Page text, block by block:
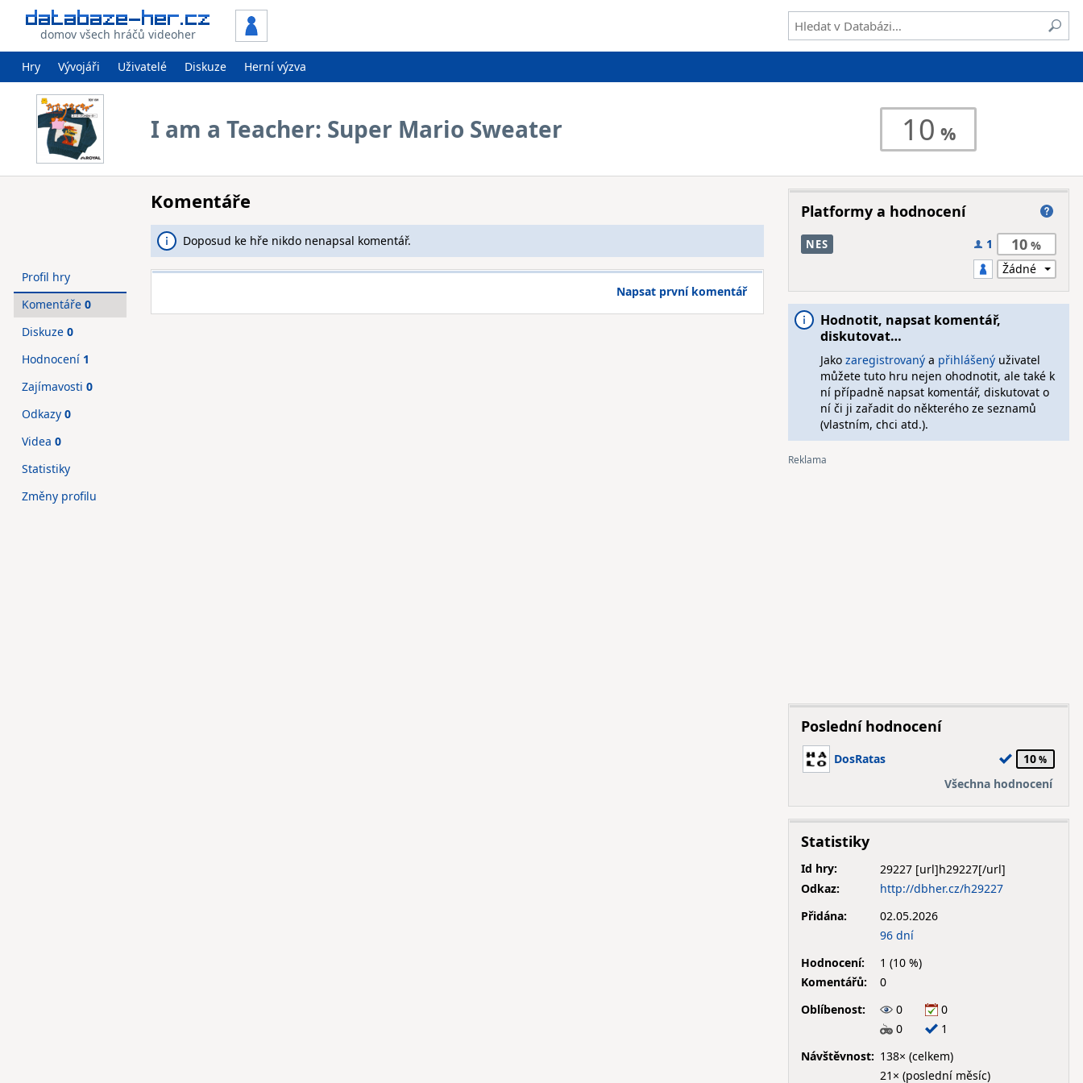
domov všech hráčů videoher
Hry Vývojáři Uživatelé Diskuze Herní výzva
I am a Teacher: Super Mario Sweater 10
Komentáře
Doposud ke hře nikdo nenapsal komentář.
Napsat první komentář
Profil hry
Komentáře 0
Diskuze 0
Hodnocení 1
Zajímavosti 0
Odkazy 0
Videa 0
Statistiky
Změny profilu
Platformy a hodnocení
NES 1 10
Hodnotit, napsat komentář,
diskutovat…
Jako zaregistrovanýa přihlášenýuživatel
můžete tuto hru nejen ohodnotit, ale také k
ní případně napsat komentář, diskutovat o
ní či ji zařadit do některého ze seznamů
(vlastním, chci atd.).
Poslední hodnocení
DosRatas
10
Všechna hodnocení
Statistiky
Id hry:
29227
Odkaz:
http://dbher.cz/h29227
Přidána:
02.05.2026
96 dní
Hodnocení:
1 (10 %)
Komentářů:
0
Oblíbenost:
0
0
0
1
Návštěvnost: 138× (celkem)
21× (poslední měsíc)